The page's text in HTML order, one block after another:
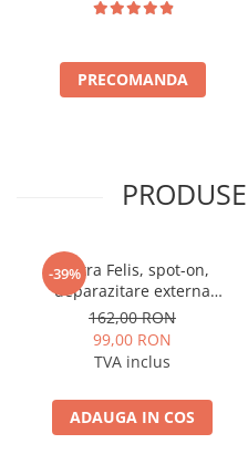
PRECOMANDA
-39%
Vectra Felis, spot-on,
deparazitare externa
pentru pisici, 3 pipete
162,00 RON
99,00 RON
TVA inclus
ADAUGA IN COS